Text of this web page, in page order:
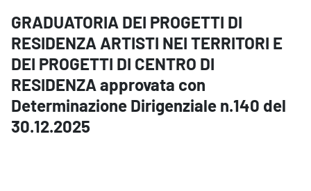
GRADUATORIA DEI PROGETTI DI
RESIDENZA ARTISTI NEI TERRITORI E
DEI PROGETTI DI CENTRO DI
RESIDENZA approvata con
Determinazione Dirigenziale n.140 del
30.12.2025